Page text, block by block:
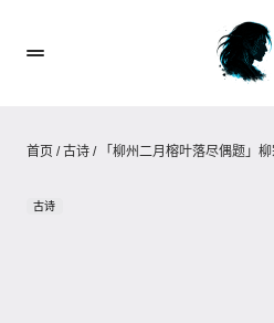
首页 /古诗 / 「柳州二月榕叶落尽偶题」
古诗